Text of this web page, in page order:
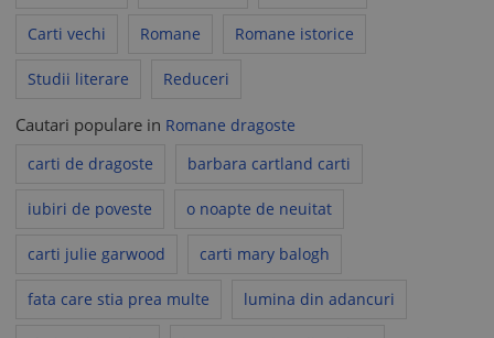
Carti vechi Romane Romane istorice
Studii literare Reduceri
Cautari populare in Romane dragoste
carti de dragoste
barbara cartland carti
iubiri de poveste o noapte de neuitat
carti julie garwood carti mary balogh
fata care stia prea multe lumina din adancuri